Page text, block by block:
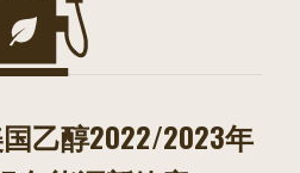
乙醇2022/2023年